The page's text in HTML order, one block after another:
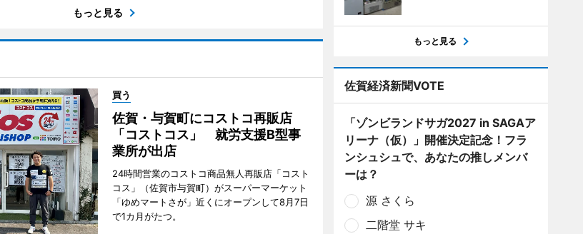
もっと見る
買う
佐賀・与賀町にコストコ再販店
「コストコス」 就労支援B型事
業所が出店
24時間営業のコストコ商品無人再販店「コスト
コス」（佐賀市与賀町）がスーパーマーケット
「ゆめマートさが」近くにオープンして8月7日
で1カ月がたつ。
もっと見る
佐賀経済新聞VOTE
「ゾンビランドサガ2027 in SAGAア
リーナ（仮）」開催決定記念！フラ
ンシュシュで、あなたの推しメンバ
ーは？
源 さくら
二階堂 サキ